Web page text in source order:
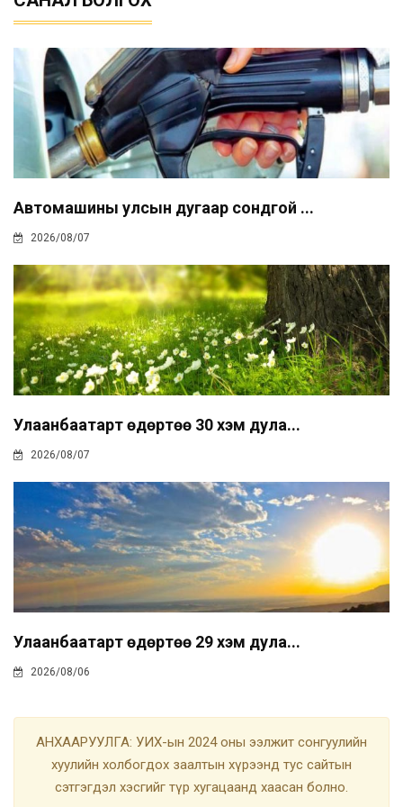
Автомашины улсын дугаар сондгой ...
2026/08/07
Улаанбаатарт өдөртөө 30 хэм дула...
2026/08/07
Улаанбаатарт өдөртөө 29 хэм дула...
2026/08/06
АНХААРУУЛГА: УИХ-ын 2024 оны ээлжит сонгуулийн
хуулийн холбогдох заалтын хүрээнд тус сайтын
сэтгэгдэл хэсгийг түр хугацаанд хаасан болно.